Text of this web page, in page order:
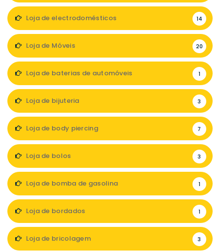
Loja de electrodomésticos 14
Loja de Móveis 20
Loja de baterias de automóveis 1
Loja de bijuteria 3
Loja de body piercing 7
Loja de bolos 3
Loja de bomba de gasolina 1
Loja de bordados 1
Loja de bricolagem 3